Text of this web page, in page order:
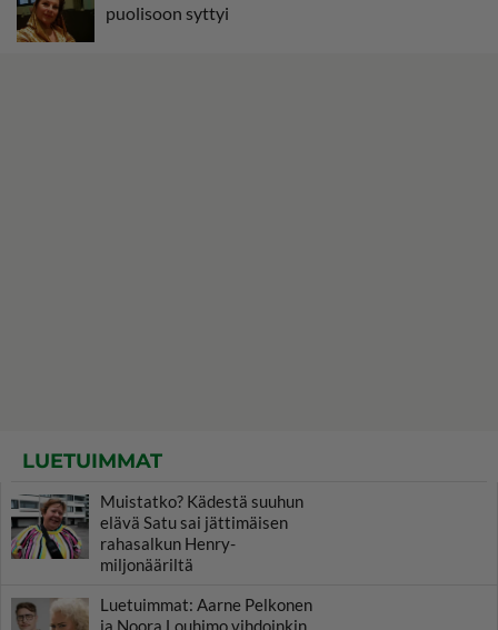
puolisoon syttyi
LUETUIMMAT
Muistatko? Kädestä suuhun
elävä Satu sai jättimäisen
rahasalkun Henry-
miljonääriltä
Luetuimmat: Aarne Pelkonen
ja Noora Louhimo vihdoinkin